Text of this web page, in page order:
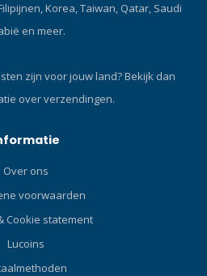
Korea, Taiwan, Qatar, Saudi
en meer.
zijn voor jouw land?Bekijk dan
over verzendingen.
Over ons
voorwaarden
Cookie statement
Lucoins